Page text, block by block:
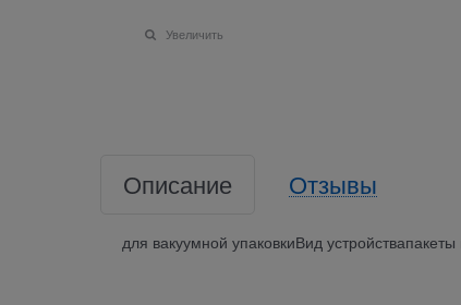
Увеличить
Описание Отзывы
для вакуумной упаковкиВид